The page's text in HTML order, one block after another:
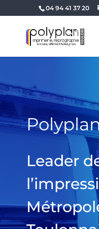
04 94 41 37 20
Leader